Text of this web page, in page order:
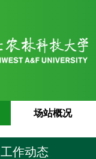
场站概况
工作动态